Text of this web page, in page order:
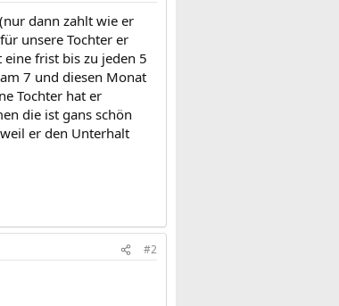
dann zahlt wie er
unsere Tochter er
frist bis zu jeden 5
7 und diesen Monat
Tochter hat er
die ist gans schön
er den Unterhalt
#2